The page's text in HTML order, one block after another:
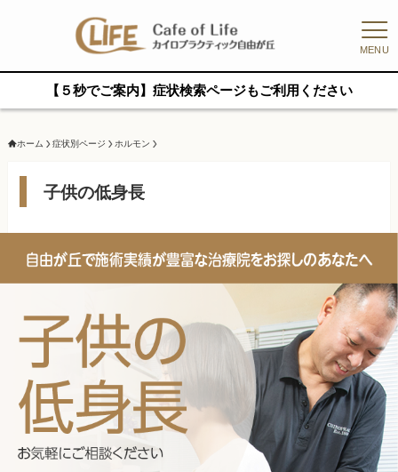
MENU
【５秒でご案内】症状検索ページもご利用ください
ホーム 症状別ページ ホルモン
子供の低身長